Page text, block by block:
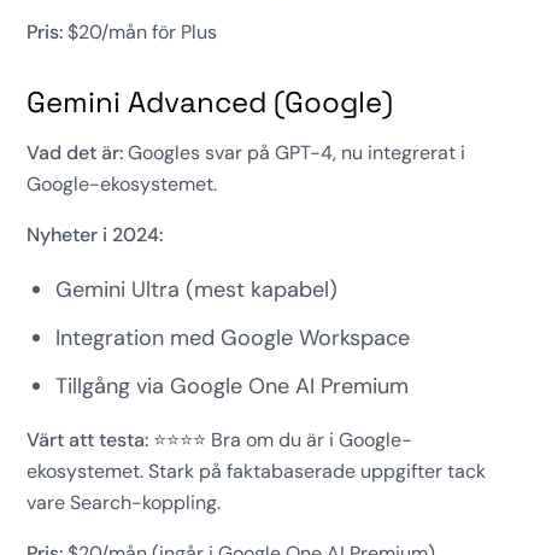
Pris:$20/mån för Plus
Gemini Advanced (Google)
Vad det är:Googles svar på GPT-4, nu integrerat i
Google-ekosystemet.
Nyheter i 2024:
Gemini Ultra (mest kapabel)
Integration med Google Workspace
Tillgång via Google One AI Premium
Värt att testa: ⭐⭐⭐⭐ Bra om du är i Google-
ekosystemet. Stark på faktabaserade uppgifter tack
vare Search-koppling.